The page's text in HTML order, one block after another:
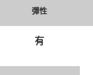
彈性
有